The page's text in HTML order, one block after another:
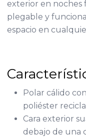
exterior en noches
plegable y
espacio en
Polar cálido
poliéster
Cara exterior
debajo de una